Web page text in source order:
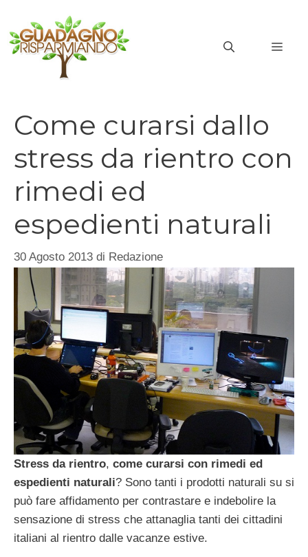
contenuto
Come curarsi dallo
stress da rientro con
rimedi ed
espedienti naturali
30 Agosto 2013 di Redazione
Stress da rientro, come curarsi con rimedi ed
espedienti naturali? Sono tanti i prodotti naturali su si
può fare affidamento per contrastare e indebolire la
sensazione di stress che attanaglia tanti dei cittadini
italiani al rientro dalle vacanze estive.